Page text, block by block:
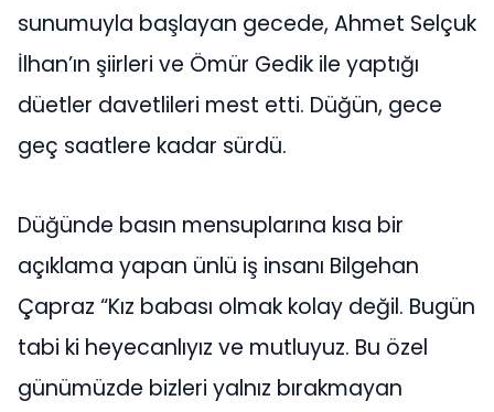
sunumuyla başlayan gecede, Ahmet Selçuk
İlhan’ın şiirleri ve Ömür Gedik ile yaptığı
düetler davetlileri mest etti. Düğün, gece
geç saatlere kadar sürdü.
Düğünde basın mensuplarına kısa bir
açıklama yapan ünlü iş insanı Bilgehan
Çapraz “Kız babası olmak kolay değil. Bugün
tabi ki heyecanlıyız ve mutluyuz. Bu özel
günümüzde bizleri yalnız bırakmayan